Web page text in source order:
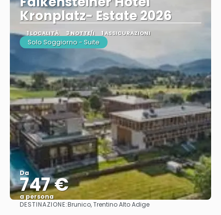
Kronplatz- Estate 2026
1 LOCALITÀ 3 NOTTE/I 1 ASSICURAZIONI
Solo Soggiorno - Suite
Da
747 €
a persona
Vedere
DESTINAZIONE:Brunico, Trentino Alto Adige